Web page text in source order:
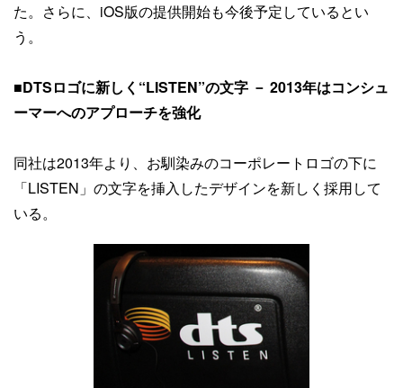
た。さらに、iOS版の提供開始も今後予定しているとい
う。
■DTSロゴに新しく“LISTEN”の文字 － 2013年はコンシュ
ーマーへのアプローチを強化
同社は2013年より、お馴染みのコーポレートロゴの下に
「LISTEN」の文字を挿入したデザインを新しく採用して
いる。